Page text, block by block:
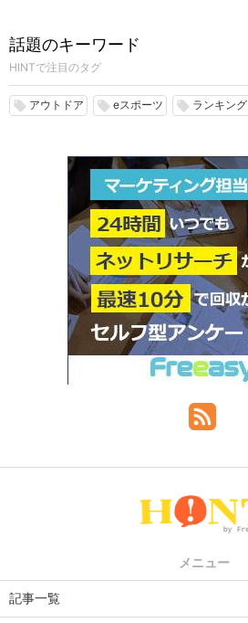
話題のキーワード
HINTで注目のタグ
local_offer アウトドア local_offer eスポーツ local_offer ランキング
メニュー
記事一覧